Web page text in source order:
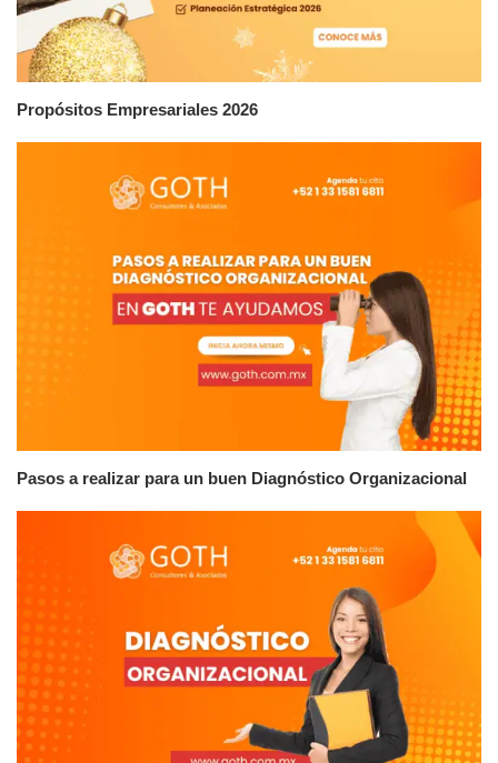
Propósitos Empresariales 2026
Pasos a realizar para un buen Diagnóstico Organizacional